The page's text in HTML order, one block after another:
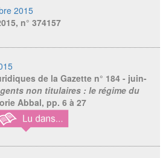
2015
n° 374157
de la Gazette n° 184 - juin-
non titulaires : le régime du
Abbal, pp. 6 à 27